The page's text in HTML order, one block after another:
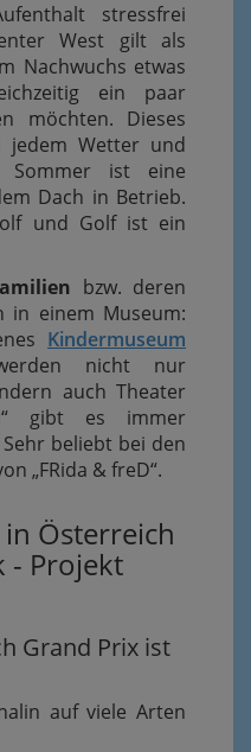
stressfrei
West gilt als
Nachwuchs etwas
ein paar
möchten. Dieses
jedem Wetter und
ist eine
Dach in Betrieb.
und Golf ist ein
bzw. deren
in einem Museum:
Kindermuseum
nicht nur
auch Theater
gibt es immer
beliebt bei den
„FRida & freD“.
Österreich
- Projekt
Grand Prix ist
auf viele Arten